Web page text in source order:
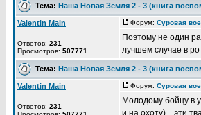
Тема: Наша Новая Земля 2 - 3 (книга
Valentin Main
Ответов: 231
Просмотров: 507771
Форум: Суровая
Поэтому не один
лучшем случае в
Тема: Наша Новая Земля 2 - 3 (книга
Valentin Main
Ответов: 231
Форум: Суровая
Молодому бойцу в
и на охоту) .. эти